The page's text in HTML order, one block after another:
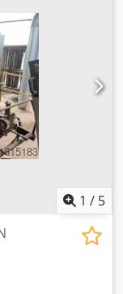
300. Control de
y unidad de
1 / 5